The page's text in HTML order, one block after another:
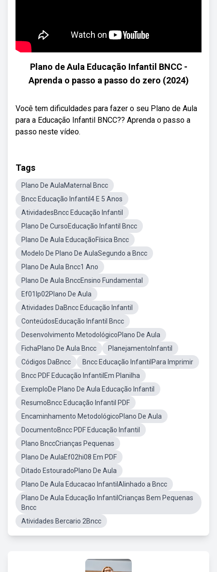
Plano de Aula Educação Infantil BNCC -
Aprenda o passo a passo do zero (2024)
Você tem dificuldades para fazer o seu Plano de Aula
para a Educação Infantil BNCC?? Aprenda o passo a
passo neste vídeo.
Tags
Plano De AulaMaternal Bncc
Bncc Educação Infantil4 E 5 Anos
AtividadesBncc Educação Infantil
Plano De CursoEducação Infantil Bncc
Plano De Aula EducaçãoFísica Bncc
Modelo De Plano De AulaSegundo a Bncc
Plano De Aula Bncc1 Ano
Plano De Aula BnccEnsino Fundamental
Ef01lp02Plano De Aula
Atividades DaBncc Educação Infantil
ConteúdosEducação Infantil Bncc
Desenvolvimento MetodológicoPlano De Aula
FichaPlano De Aula Bncc
PlanejamentoInfantil
Códigos DaBncc
Bncc Educação InfantilPara Imprimir
Bncc PDF Educação InfantilEm Planilha
ExemploDe Plano De Aula Educação Infantil
ResumoBncc Educação Infantil PDF
Encaminhamento MetodológicoPlano De Aula
DocumentoBncc PDF Educação Infantil
Plano BnccCrianças Pequenas
Plano De AulaEf02hi08 Em PDF
Ditado EstouradoPlano De Aula
Plano De Aula Educacao InfantilAlinhado a Bncc
Plano De Aula Educação InfantilCrianças Bem Pequenas
Bncc
Atividades Bercario 2Bncc